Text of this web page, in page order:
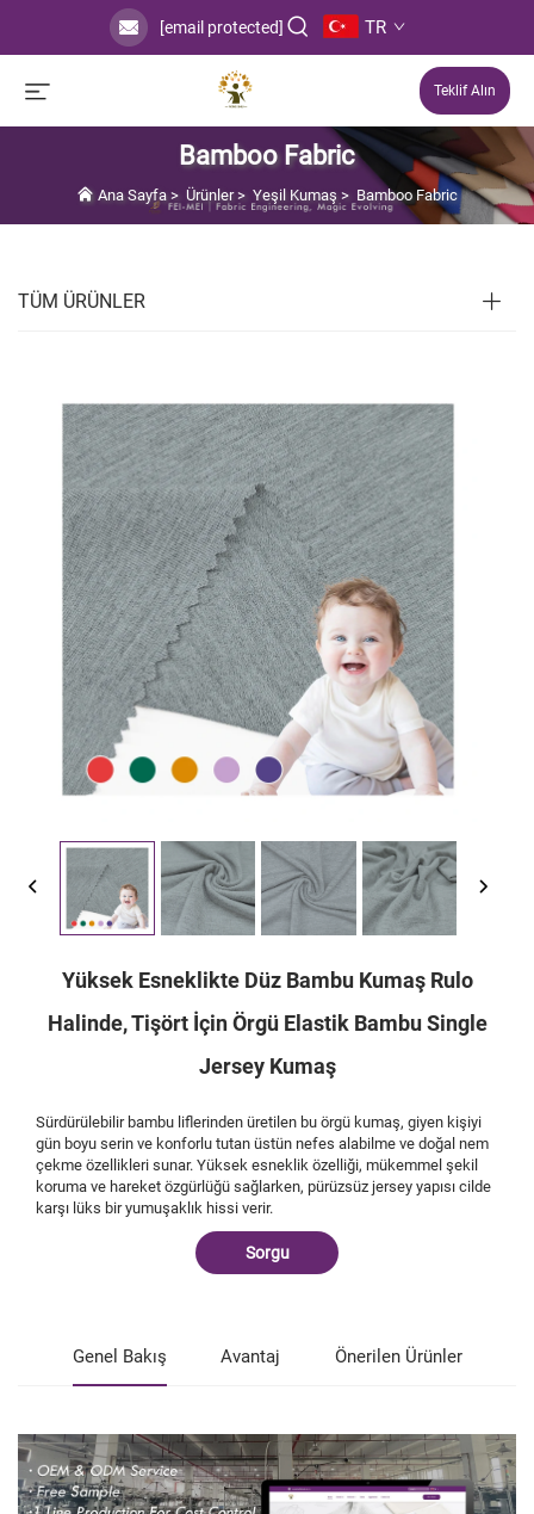
[email protected] TR
Teklif Alın
Bamboo Fabric
Ana Sayfa > Ürünler> Yeşil Kumaş > Bamboo Fabric
TÜM ÜRÜNLER
Yüksek Esneklikte Düz Bambu Kumaş Rulo
Halinde, Tişört İçin Örgü Elastik Bambu Single
Jersey Kumaş
Sürdürülebilir bambu liflerinden üretilen bu örgü kumaş, giyen kişiyi
gün boyu serin ve konforlu tutan üstün nefes alabilme ve doğal nem
çekme özellikleri sunar. Yüksek esneklik özelliği, mükemmel şekil
koruma ve hareket özgürlüğü sağlarken, pürüzsüz jersey yapısı cilde
karşı lüks bir yumuşaklık hissi verir.
Sorgu
Genel Bakış Avantaj Önerilen Ürünler